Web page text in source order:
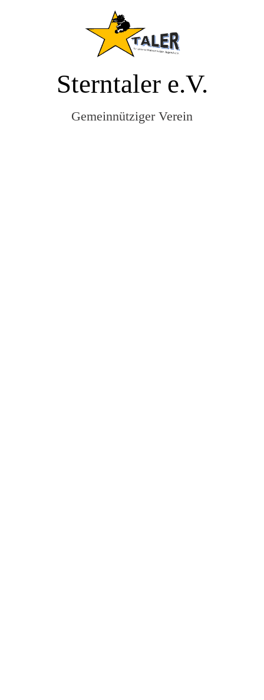
Sterntaler e.V.
Gemeinnütziger Verein